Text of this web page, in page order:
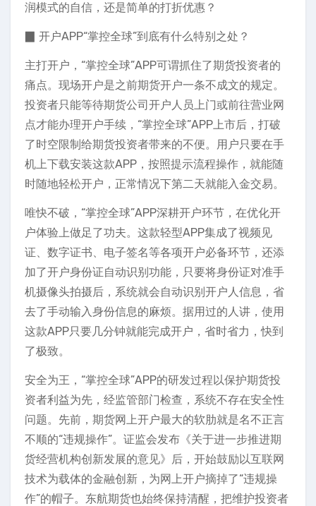
润模式的自信，还是简单的打折优惠？
▉ 开户APP“掌控全球”到底有什么特别之处？
主打开户，“掌控全球”APP可谓抓住了期货投资者的
痛点。现场开户是之前期货开户一条不成文的规定。
投资者只能等待期货公司开户人员上门或前往营业网
点才能办理开户手续，“掌控全球”APP上市后，打破
了时空限制给期货投资者带来的不便。用户只要在手
机上下载安装这款APP，按照提示流程操作，就能随
时随地轻松开户，正常情况下第二天就能入金交易。
唯快不破，“掌控全球”APP深耕开户环节，在优化开
户体验上做足了功夫。这款轻型APP集成了视频见
证、数字证书、电子签名等各项开户必备环节，还添
加了开户身份证自动识别功能，只要将身份证对准手
机摄像头拍摄后，系统就会自动识别开户人信息，省
去了手动输入身份信息的麻烦。据用过的人讲，使用
这款APP只要几分钟就能完成开户，省时省力，快到
了极致。
安全为王，“掌控全球”APP的研发过程以保护期货投
资者利益为先，经监管部门检查，系统不存在安全性
问题。先前，期货网上开户最大的软肋就是名不正言
不顺的“违规操作”。证监会发布《关于进一步推进期
货经营机构创新发展的意见》后，开始鼓励以互联网
技术为载体的金融创新，为网上开户摘掉了“违规操
作”的帽子。东航期货也始终保持清醒，把维护投资者